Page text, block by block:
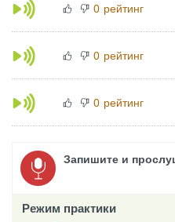
0 рейтинг
0 рейтинг
0 рейтинг
Запишите и
Режим практики